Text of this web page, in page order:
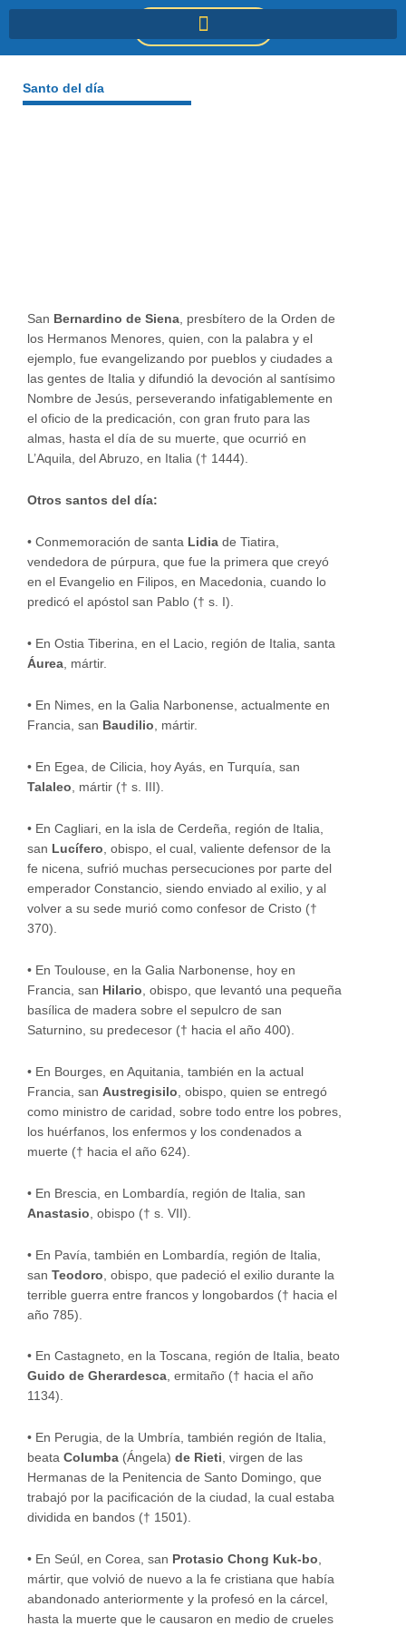
DONACIONES
Santo del día
San Bernardino de Siena, presbítero de la Orden de
los Hermanos Menores, quien, con la palabra y el
ejemplo, fue evangelizando por pueblos y ciudades a
las gentes de Italia y difundió la devoción al santísimo
Nombre de Jesús, perseverando infatigablemente en
el oficio de la predicación, con gran fruto para las
almas, hasta el día de su muerte, que ocurrió en
L’Aquila, del Abruzo, en Italia († 1444).
Otros santos del día:
• Conmemoración de santa Lidia de Tiatira,
vendedora de púrpura, que fue la primera que creyó
en el Evangelio en Filipos, en Macedonia, cuando lo
predicó el apóstol san Pablo († s. I).
• En Ostia Tiberina, en el Lacio, región de Italia, santa
Áurea , mártir.
• En Nimes, en la Galia Narbonense, actualmente en
Francia, san Baudilio , mártir.
• En Egea, de Cilicia, hoy Ayás, en Turquía, san
Talaleo , mártir († s. III).
• En Cagliari, en la isla de Cerdeña, región de Italia,
san Lucífero , obispo, el cual, valiente defensor de la
fe nicena, sufrió muchas persecuciones por parte del
emperador Constancio, siendo enviado al exilio, y al
volver a su sede murió como confesor de Cristo (†
370).
• En Toulouse, en la Galia Narbonense, hoy en
Francia, san Hilario , obispo, que levantó una pequeña
basílica de madera sobre el sepulcro de san
Saturnino, su predecesor († hacia el año 400).
• En Bourges, en Aquitania, también en la actual
Francia, san Austregisilo , obispo, quien se entregó
como ministro de caridad, sobre todo entre los pobres,
los huérfanos, los enfermos y los condenados a
muerte († hacia el año 624).
• En Brescia, en Lombardía, región de Italia, san
Anastasio , obispo († s. VII).
• En Pavía, también en Lombardía, región de Italia,
san Teodoro , obispo, que padeció el exilio durante la
terrible guerra entre francos y longobardos († hacia el
año 785).
• En Castagneto, en la Toscana, región de Italia, beato
Guido de Gherardesca, ermitaño († hacia el año
1134).
• En Perugia, de la Umbría, también región de Italia,
beata Columba (Ángela) de Rieti, virgen de las
Hermanas de la Penitencia de Santo Domingo, que
trabajó por la pacificación de la ciudad, la cual estaba
dividida en bandos († 1501).
• En Seúl, en Corea, san Protasio Chong Kuk-bo,
mártir, que volvió de nuevo a la fe cristiana que había
abandonado anteriormente y la profesó en la cárcel,
hasta la muerte que le causaron en medio de crueles